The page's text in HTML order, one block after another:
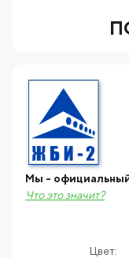
Цвет:
Мы -
Что это значит?